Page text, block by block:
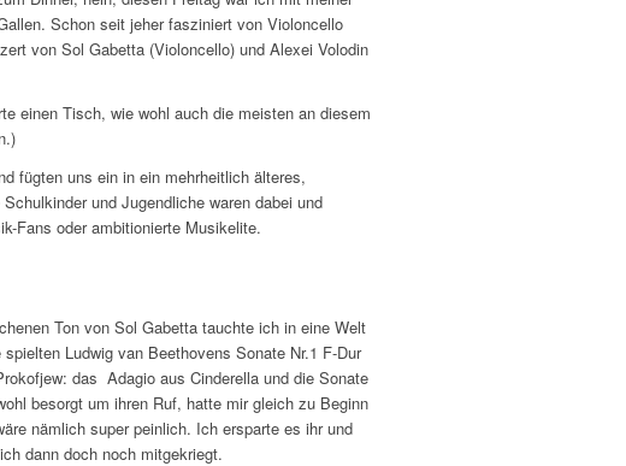
Schon seit jeher fasziniert von Violoncello
von Sol Gabetta (Violoncello) und Alexei Volodin
einen Tisch, wie wohl auch die meisten an diesem
fügten uns ein in ein mehrheitlich älteres,
und Jugendliche waren dabei und
Fans oder ambitionierte Musikelite.
Ton von Sol Gabetta tauchte ich in eine Welt
Ludwig van Beethovens Sonate Nr.1 F-Dur
das Adagio aus Cinderella und die Sonate
besorgt um ihren Ruf, hatte mir gleich zu Beginn
nämlich super peinlich. Ich ersparte es ihr und
dann doch noch mitgekriegt.